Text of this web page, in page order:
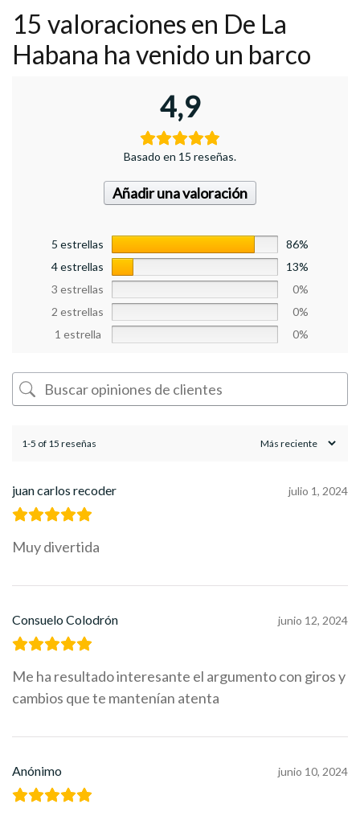
15 valoraciones en De La
Habana ha venido un barco
4,9
Basado en 15 reseñas.
Añadir una valoración
5 estrellas
86%
4 estrellas
13%
3 estrellas
0%
2 estrellas
0%
1 estrella
0%
1-5 of 15 reseñas
juan carlos recoder julio 1, 2024
Muy divertida
Consuelo Colodrón junio 12, 2024
Me ha resultado interesante el argumento con giros y
cambios que te mantenían atenta
Anónimo junio 10, 2024